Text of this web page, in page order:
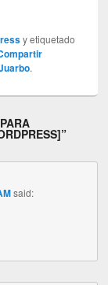
y etiquetado
.
”
said: